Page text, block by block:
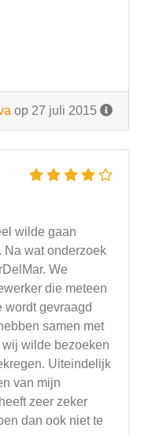
op 27 juli 2015
wilde gaan
Na wat onderzoek
We
die meteen
wordt gevraagd
samen met
wilde bezoeken
Uiteindelijk
van mijn
zeer zeker
dan ook niet te